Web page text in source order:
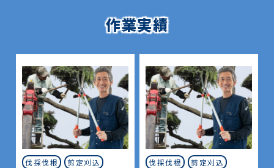
作業実績
伐採伐根
剪定刈込
伐採伐根
剪定刈込